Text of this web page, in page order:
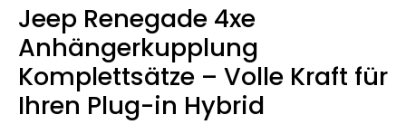
Jeep Renegade 4xe
Anhängerkupplung
Komplettsätze – Volle Kraft für
Ihren Plug-in Hybrid